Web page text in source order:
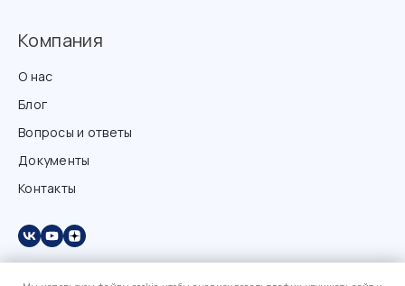
Компания
О нас
Блог
Вопросы и ответы
Документы
Контакты